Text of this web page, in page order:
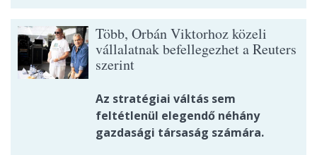
Több, Orbán Viktorhoz közeli
vállalatnak befellegezhet a Reuters
szerint
Az stratégiai váltás sem
feltétlenül elegendő néhány
gazdasági társaság számára.